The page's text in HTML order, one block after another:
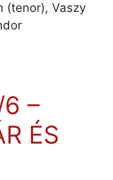
(tenor), Vaszy
6 –
ÉS